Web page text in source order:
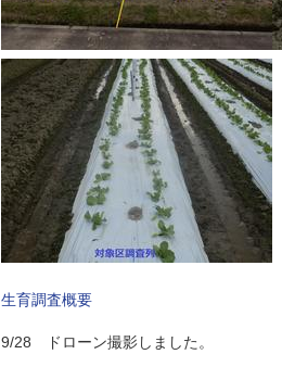
生育調査概要
9/28 ドローン撮影しました。